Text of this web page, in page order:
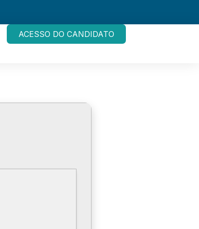
ACESSO DO CANDIDATO